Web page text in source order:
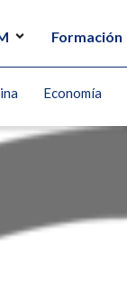
Formación
Economía